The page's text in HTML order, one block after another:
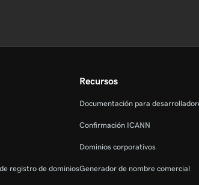
registro de dominios
Recursos
Documentación para
Confirmación ICANN
Dominios corporativos
Generador de nombre comercial